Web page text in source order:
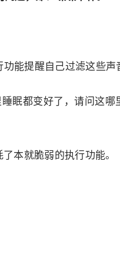
能提醒自己过滤这些声
眠都变好了，请问这哪
本就脆弱的执行功能。